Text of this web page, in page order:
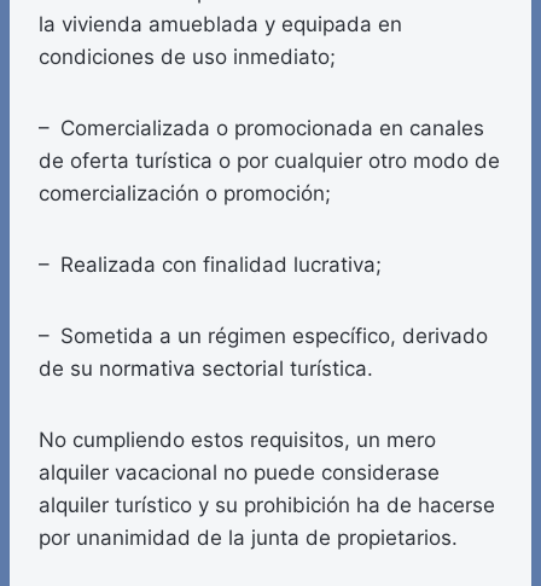
la vivienda amueblada y equipada en
condiciones de uso inmediato;
– Comercializada o promocionada en canales
de oferta turística o por cualquier otro modo de
comercialización o promoción;
– Realizada con finalidad lucrativa;
– Sometida a un régimen específico, derivado
de su normativa sectorial turística.
No cumpliendo estos requisitos, un mero
alquiler vacacional no puede considerase
alquiler turístico y su prohibición ha de hacerse
por unanimidad de la junta de propietarios.